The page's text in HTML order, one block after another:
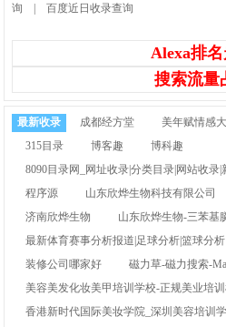
询
|百度近日收录查询
Alexa排
搜索流量
最新收录 成都经方堂 美年赋情感
315目录
博客趣
博科趣
8090目录网_网址收录|分类目录|网站收录
程序源
山东欣烨生物科技有限公司
济南欣烨生物
山东欣烨生物-三苯基
最新体育赛事分析报道|足球分析|篮球分析
装修公司哪家好
磁力草-磁力搜索-
美容美发化妆美甲培训学校-正规美业培
香港新时代国际美妆学院_深圳美容培训